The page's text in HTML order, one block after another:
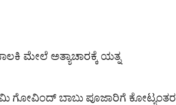
ಮೇಲೆ ಅತ್ಯಾಚಾರಕ್ಕೆ ಯತ್ನ
ಗೋವಿಂದ್ ಬಾಬು ಪೂಜಾರಿಗೆ ಕೋಟ್ಯಂತರ